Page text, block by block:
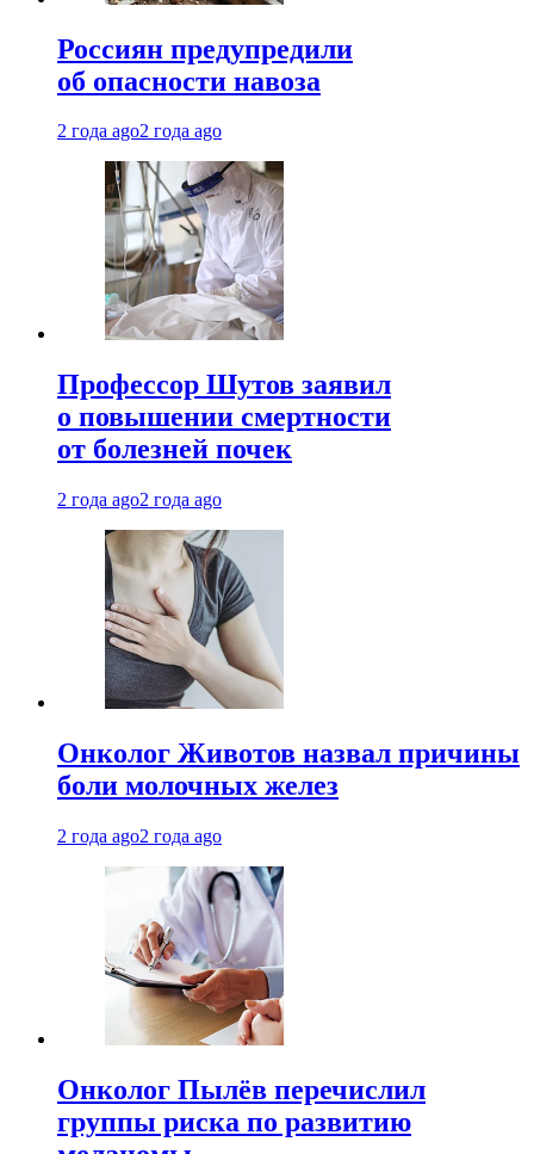
Россиян предупредили
об опасности навоза
2 года ago2 года ago
Профессор Шутов заявил
о повышении смертности
от болезней почек
2 года ago2 года ago
Онколог Животов назвал причины
боли молочных желез
2 года ago2 года ago
Онколог Пылёв перечислил
группы риска по развитию